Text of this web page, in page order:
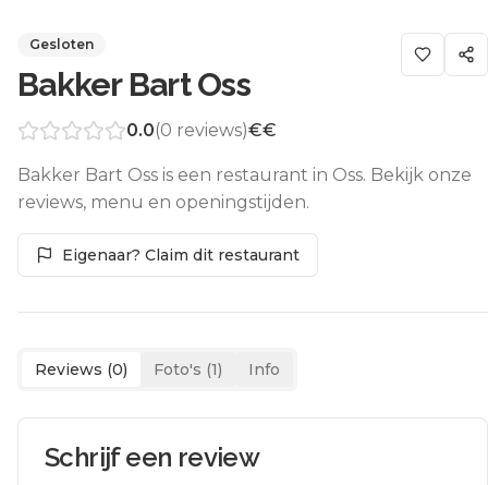
Gesloten
Bakker Bart Oss
0.0(0 reviews)€€
Bakker Bart Oss is een restaurant in Oss. Bekijk onze
reviews, menu en openingstijden.
Eigenaar? Claim dit restaurant
Reviews (0) Foto's (1) Info
Schrijf een review